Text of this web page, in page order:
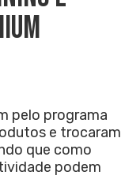
pelo programa
e trocaram
que como
podem